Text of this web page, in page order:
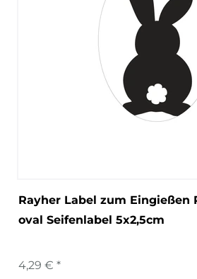
Rayher Label zum Eingießen
oval Seifenlabel 5x2,5cm
4,29 € *